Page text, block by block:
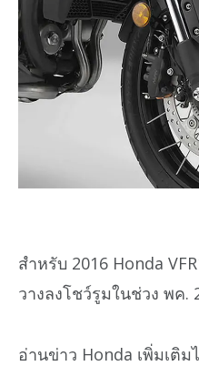
สำหรับ 2016 Honda
วางลงโชว์รูมในช่วง พค.
อ่านข่าว Honda เพิ่มเติม